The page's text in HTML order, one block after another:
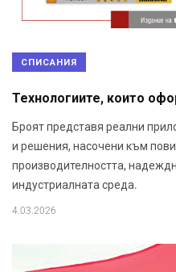
СПИСАНИЯ
Технологиите, които
Броят представя реални
и решения, насочени към
производителността,
индустриалната среда.
4.03.2026